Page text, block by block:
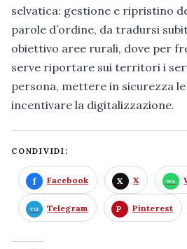
selvatica: gestione e ripristino
parole d’ordine, da tradursi
obiettivo aree rurali, dove per
serve riportare sui territori i
persona, mettere in sicurezza
incentivare la digitalizzazione.
CONDIVIDI:
Facebook X
Telegram Pinterest